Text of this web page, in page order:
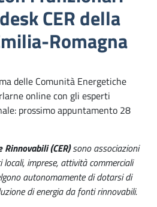
CER della
Romagna
delle Comunità Energetiche
online con gli esperti
prossimo appuntamento 28
(CER)sono associazioni
imprese, attività commerciali
autonomamente di dotarsi di
di energia da fonti rinnovabili.